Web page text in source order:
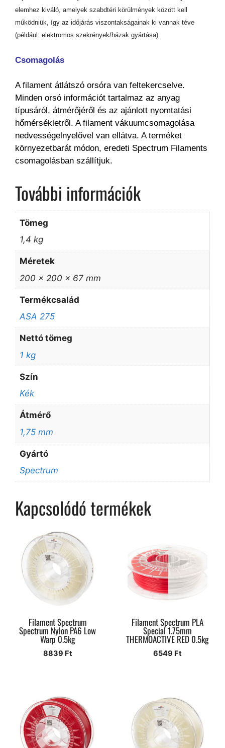
elemhez kiváló, amelyek szabdtéri körülmények között kell
működniük, így az időjárás viszontakságainak ki vannak téve
(például: elektromos szekrények/házak gyártása).
Csomagolás
A filament átlátszó orsóra van feltekercselve.
Minden orsó információt tartalmaz az anyag
típusáról, átmérőjéről és az ajánlott nyomtatási
hőmérsékletről. A filament vákuumcsomagolása
nedvességelnyelővel van ellátva. A terméket
környezetbarát módon, eredeti Spectrum Filaments
csomagolásban szállítjuk.
További információk
Tömeg
1,4 kg
Méretek
200 × 200 × 67 mm
Termékcsalád
ASA 275
Nettó tömeg
1 kg
Szín
Kék
Átmérő
1,75 mm
Gyártó
Spectrum
Kapcsolódó termékek
Filament Spectrum
Spectrum Nylon PA6 Low
Warp 0.5kg
8839 Ft
Filament Spectrum PLA
Special 1.75mm
THERMOACTIVE RED 0.5kg
6549 Ft